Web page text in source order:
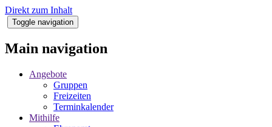
Direkt zum Inhalt
Toggle navigation
Main navigation
Angebote
Gruppen
Freizeiten
Terminkalender
Mithilfe